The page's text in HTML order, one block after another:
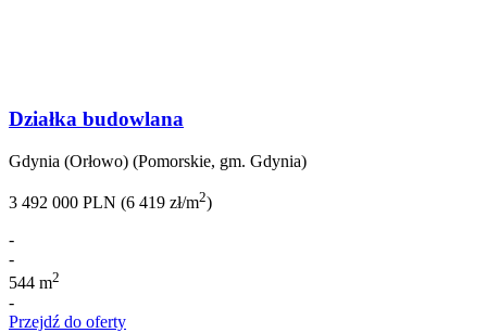
Działka budowlana
Gdynia (Orłowo) (Pomorskie, gm. Gdynia)
3 492 000 PLN (6 419 zł/m2)
-
-
544 m2
-
Przejdź do oferty